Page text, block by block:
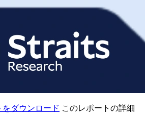
ダウンロード このレポートの詳細